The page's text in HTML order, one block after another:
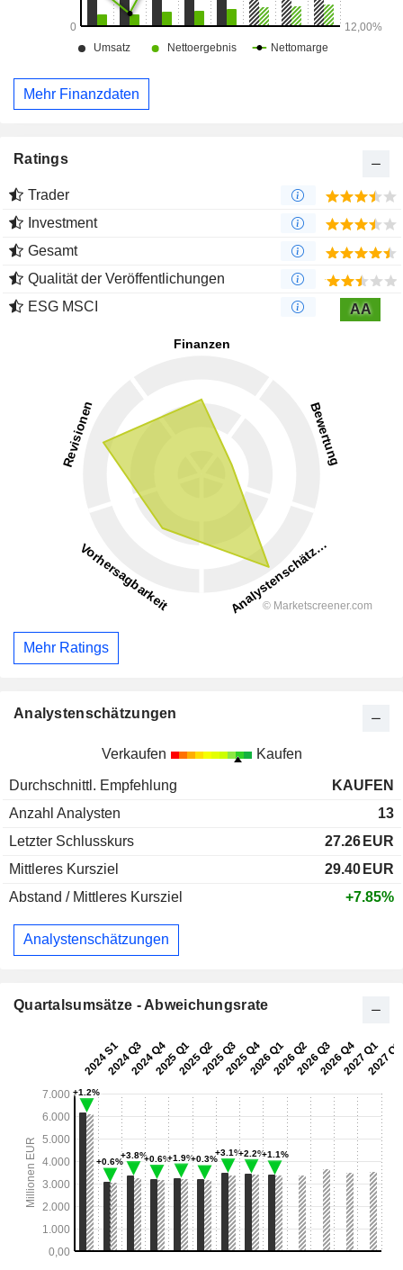
Mehr Finanzdaten
Ratings
Trader
Investment
Gesamt
Qualität der Veröffentlichungen
ESG MSCI
AA
Mehr Ratings
Analystenschätzungen
Verkaufen Kaufen
Durchschnittl. Empfehlung
KAUFEN
Anzahl Analysten
13
Letzter Schlusskurs
27.26 EUR
Mittleres Kursziel
29.40 EUR
Abstand / Mittleres Kursziel
+7.85%
Analystenschätzungen
Quartalsumsätze - Abweichungsrate